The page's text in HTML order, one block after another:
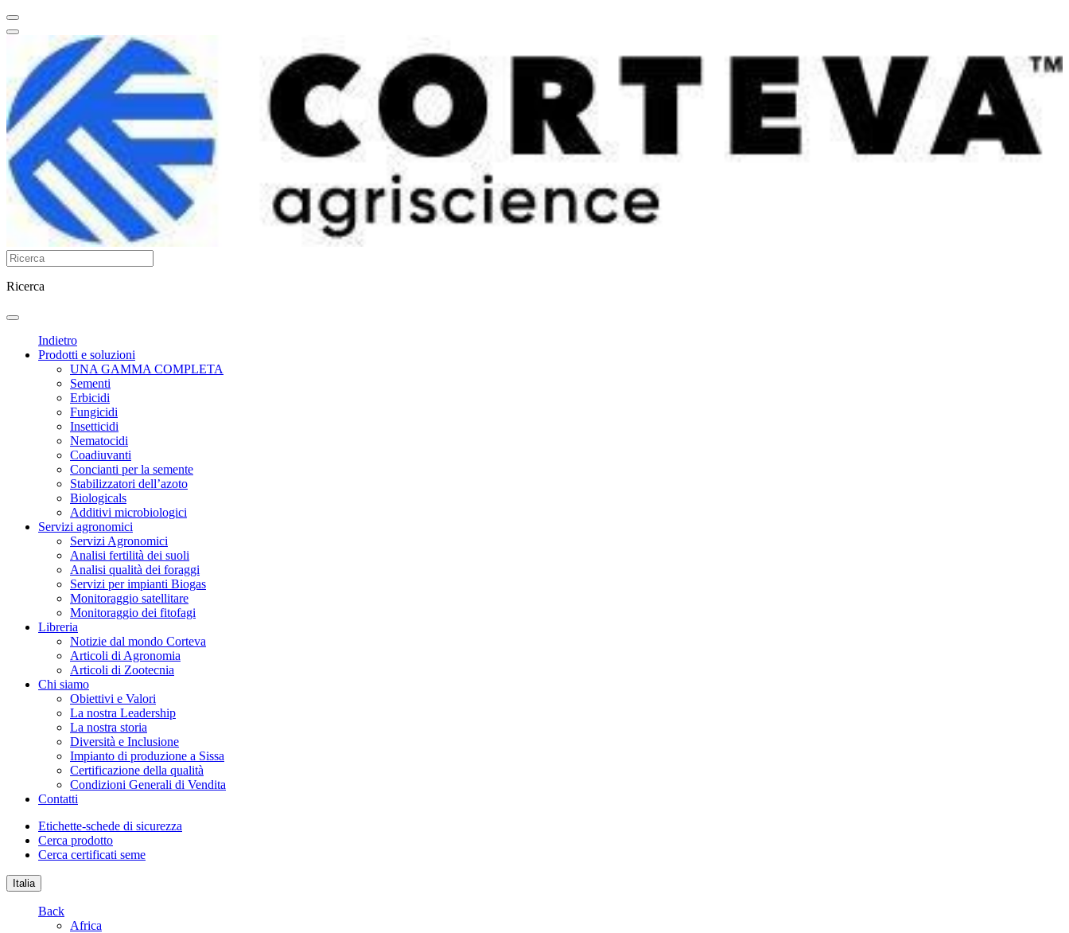
Ricerca
Indietro
Prodotti e soluzioni
UNA GAMMA COMPLETA
Sementi
Erbicidi
Fungicidi
Insetticidi
Nematocidi
Coadiuvanti
Concianti per la semente
Stabilizzatori dell’azoto
Biologicals
Additivi microbiologici
Servizi agronomici
Servizi Agronomici
Analisi fertilità dei suoli
Analisi qualità dei foraggi
Servizi per impianti Biogas
Monitoraggio satellitare
Monitoraggio dei fitofagi
Libreria
Notizie dal mondo Corteva
Articoli di Agronomia
Articoli di Zootecnia
Chi siamo
Obiettivi e Valori
La nostra Leadership
La nostra storia
Diversità e Inclusione
Impianto di produzione a Sissa
Certificazione della qualità
Condizioni Generali di Vendita
Contatti
Etichette-schede di sicurezza
Cerca prodotto
Cerca certificati seme
Italia
Back
Africa